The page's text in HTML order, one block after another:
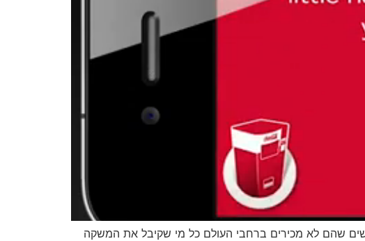
שהם לא מכירים ברחבי העולם כל מי שקיבל את המשקה